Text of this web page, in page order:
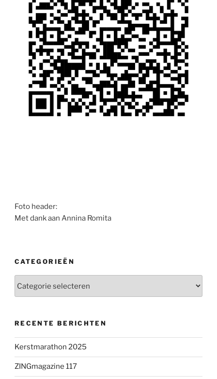
Foto header:
Met dank aan Annina Romita
CATEGORIEËN
RECENTE BERICHTEN
Kerstmarathon 2025
ZINGmagazine 117